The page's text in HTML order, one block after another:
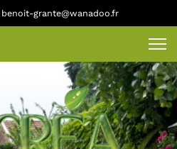
benoit-grante@wanadoo.fr